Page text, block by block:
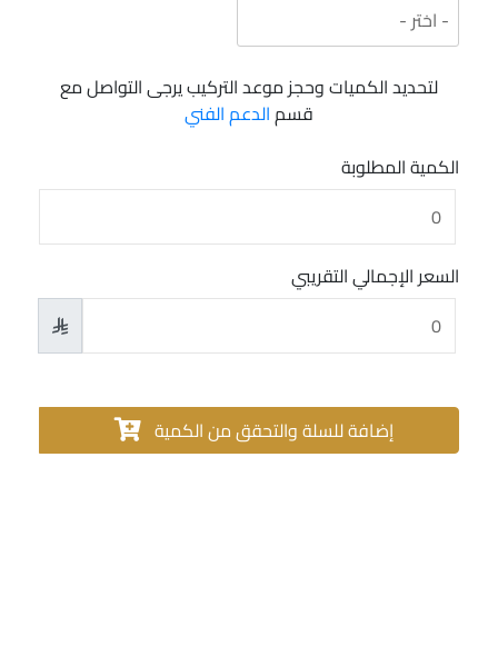
لتحديد الكميات وحجز موعد التركيب يرجى التواصل مع
قسمالدعم الفني
الكمية المطلوبة
السعر الإجمالي التقريبي

إضافة للسلة والتحقق من الكمية